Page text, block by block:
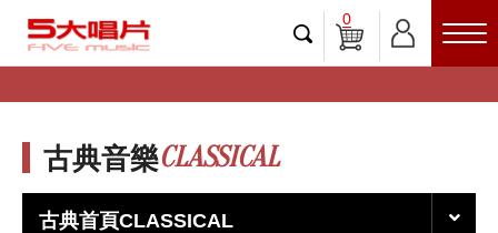
0
古典音樂CLASSICAL
古典首頁CLASSICAL